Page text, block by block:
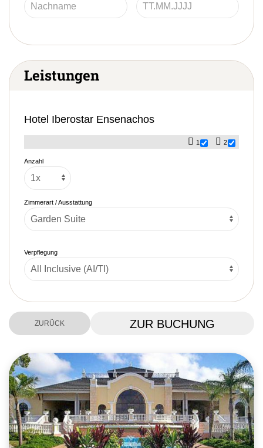
Leistungen
Hotel Iberostar Ensenachos
1 2
Anzahl
Zimmerart / Ausstattung
Verpflegung
ZURÜCK ZUR BUCHUNG